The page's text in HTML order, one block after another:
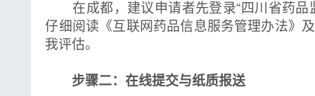
在成都，建议申请者先登录“四川省药品
仔细阅读《互联网药品信息服务管理办法》
我评估。
步骤二：在线提交与纸质报送